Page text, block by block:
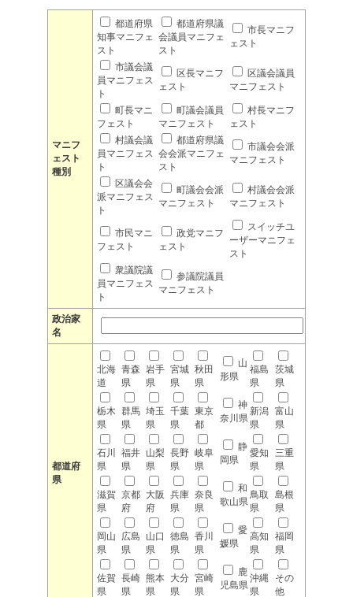
マニフ
ェスト
種別
都道府県
知事マニフェ
スト
都道府県議
会議員マニフェ
スト
市長マニフ
ェスト
市議会議
員マニフェス
ト
区長マニフ
ェスト
区議会議員
マニフェスト
町長マニ
フェスト
町議会議員
マニフェスト
村長マニフ
ェスト
村議会議
員マニフェス
ト
都道府県議
会会派マニフェ
スト
市議会会派
マニフェスト
区議会会
派マニフェス
ト
町議会会派
マニフェスト
村議会会派
マニフェスト
市民マニ
フェスト
政党マニフ
ェスト
スイッチユ
ーザーマニフェ
スト
衆議院議
員マニフェス
ト
参議院議員
マニフェスト
政治家
名
都道府
県
北海
道
青森
県
岩手
県
宮城
県
秋田
県
山
形県
福島
県
茨城
県
栃木
県
群馬
県
埼玉
県
千葉
県
東京
都
神
奈川県
新潟
県
富山
県
石川
県
福井
県
山梨
県
長野
県
岐阜
県
静
岡県
愛知
県
三重
県
滋賀
県
京都
府
大阪
府
兵庫
県
奈良
県
和
歌山県
鳥取
県
島根
県
岡山
県
広島
県
山口
県
徳島
県
香川
県
愛
媛県
高知
県
福岡
県
佐賀
県
長崎
県
熊本
県
大分
県
宮崎
県
鹿
児島県
沖縄
県
その
他